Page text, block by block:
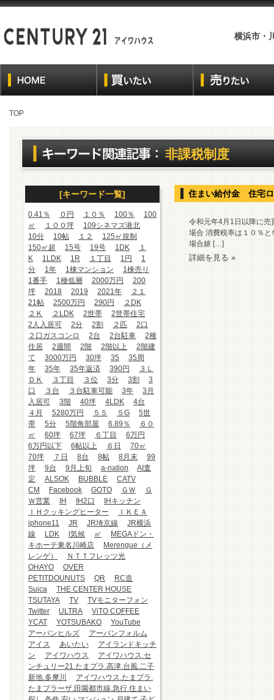
横浜市・
TOP
非課税制度
[キーワード一覧]
0.41％ ０円 １０％ 100％
100
㎡
１００坪
109シネマズ港北
10分
10帖 １２
125㎡規制
150㎡超
15号 19号 1DK
１
K
1LDK 1R １丁目 1円
1
分
1年 1棟マンション
1棟売り
1番手
1種低層 2000万円
200
坪
2018 2019 2021年
２１
21帖
2500万円 290円
２DK
２Ｋ
２LDK 2世帯
2世帯住宅
2人入居可
2分 2割 ２匹
2口
２口ガスコンロ
2台 2台駐車
2種
住居
2週間 2階 2階以上
2階建
て
3000万円 30坪 35
35周
年
35年 35年返済 390円
３Ｌ
ＤＫ
３丁目 ３位 3分 3割
3
口
３台 ３台駐車可能 3年
3月
入居可
3階 40坪 4LDK
4台
４月
5280万円 ５５ ５G
5世
帯
5分 5階角部屋 6.89％
６０
㎡
60坪 67坪 ６丁目
6万円
6万円以下
6帖以上 ６日
70㎡
70坪
７日 8台 8帖 8月末
99
坪
9台 9月上旬 a-nation
AI査
定
ALSOK BUBBLE
CATV
CM
Facebook GOTO ＧＷ
Ｇ
Ｗ営業
IH IH2口
IHキッチン
ＩＨクッキングヒーター
ＩＫＥＡ
iphone11
JR JR埼京線
JR横浜
線
LDK l気候 ㎡
MEGAドン・
キホーテ東名川崎店
Merengue（メ
レンゲ）
ＮＴＴフレッツ光
OHAYO
OVER
PETITDOUNUTS
QR
RC造
Suica
THE CENTER HOUSE
TSUTAYA
TV
TVモニターフォン
Twitter
ULTRA
ViTO COFFEE
YCAT
YOTSUBAKO
YouTube
アーバンヒルズ
アーバンフォルム
アイス
あいたい
アイランドキッチ
ン
アイワハウス
アイワハウス.セ
ンチュリー21.たまプラ.高津.台風.二子
新地.多摩川
アイワハウス.たまプラ.
たまプラーザ.田園都市線.急行.住まい
住まい給付金 住宅
令和元年4月1日以降に売
場合 消費税率は１０％
場合嬉 […]
詳細を見る »